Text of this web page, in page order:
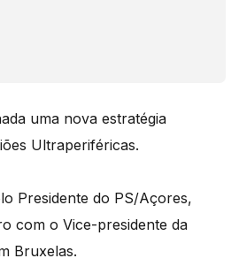
uma nova estratégia
Ultraperiféricas.
Presidente do PS/Açores,
com o Vice-presidente da
Bruxelas.